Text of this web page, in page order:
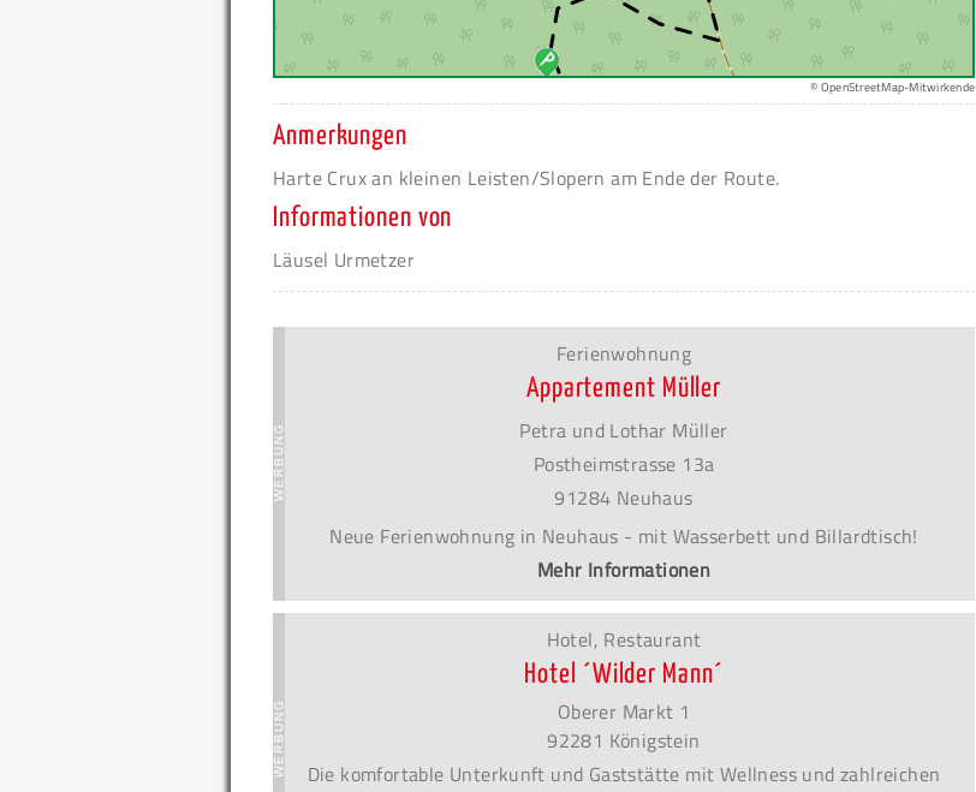
© OpenStreetMap-Mitwirkende
Anmerkungen
Harte Crux an kleinen Leisten/Slopern am Ende der Route.
Informationen von
Läusel Urmetzer
Ferienwohnung
Appartement Müller
Petra und Lothar Müller
Postheimstrasse 13a
91284 Neuhaus
Neue Ferienwohnung in Neuhaus - mit Wasserbett und Billardtisch!
Mehr Informationen
Hotel, Restaurant
Hotel ´Wilder Mann´
Oberer Markt 1
92281 Königstein
Die komfortable Unterkunft und Gaststätte mit Wellness und zahlreichen